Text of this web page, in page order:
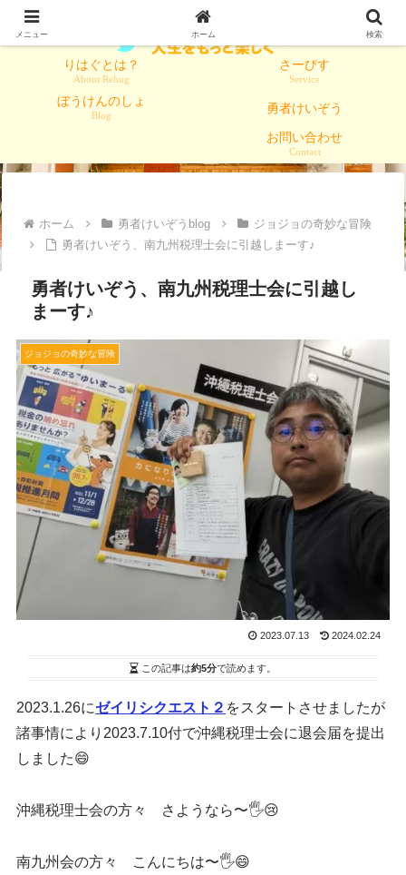
りはぐとは？
About Rehug
さーびす
Service
ぼうけんのしょ
Blog
勇者けいぞう
お問い合わせ
Contact
ホーム 勇者けいぞうblog
ジョジョの奇妙な冒険
勇者けいぞう、南九州税理士会に引越しまーす♪
勇者けいぞう、南九州税理士会に引越し
まーす♪
ジョジョの奇妙な冒険
2023.07.13 2024.02.24
この記事は約5分で読めます。
2023.1.26にゼイリシクエスト２ をスタートさせましたが
諸事情により2023.7.10付で沖縄税理士会に退会届を提出
しました😄
沖縄税理士会の方々 さようなら〜🖐️😢
南九州会の方々 こんにちは〜🖐️😄
メニュー ホーム 検索